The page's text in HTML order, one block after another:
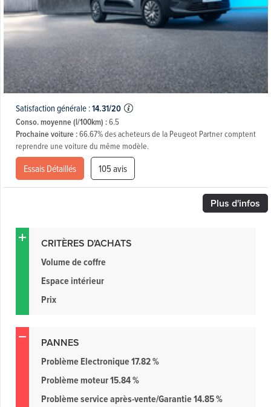
Satisfaction générale :14.31/20
Conso. moyenne (l/100km) :6.5
Prochaine voiture :66.67% des acheteurs de la Peugeot Partner comptent
reprendre une voiture du même modèle.
Essais Détaillés 105 avis
Plus d'infos
CRITÈRES D'ACHATS
Volume de coffre
Espace intérieur
Prix
PANNES
Problème Electronique 17.82 %
Problème moteur 15.84 %
Problème service après-vente/Garantie 14.85 %